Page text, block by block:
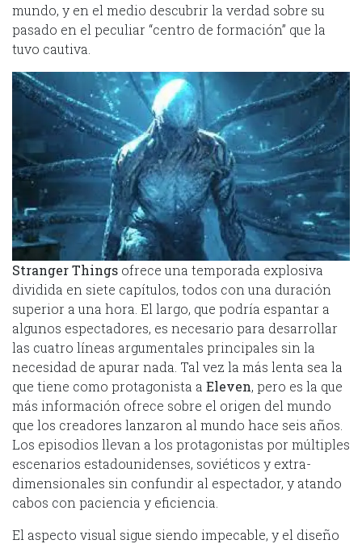
mundo, y en el medio descubrir la verdad sobre su
pasado en el peculiar “centro de formación” que la
tuvo cautiva.
Stranger Things ofrece una temporada explosiva
dividida en siete capítulos, todos con una duración
superior a una hora. El largo, que podría espantar a
algunos espectadores, es necesario para desarrollar
las cuatro líneas argumentales principales sin la
necesidad de apurar nada. Tal vez la más lenta sea la
que tiene como protagonista a Eleven, pero es la que
más información ofrece sobre el origen del mundo
que los creadores lanzaron al mundo hace seis años.
Los episodios llevan a los protagonistas por múltiples
escenarios estadounidenses, soviéticos y extra-
dimensionales sin confundir al espectador, y atando
cabos con paciencia y eficiencia.
El aspecto visual sigue siendo impecable, y el diseño